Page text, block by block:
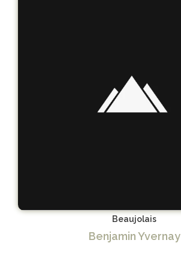
Beaujolais
Benjamin Yvernay